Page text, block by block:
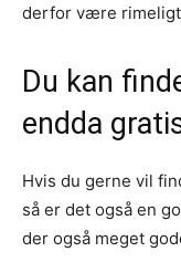
derfor være
Du kan
endda
Hvis du gerne vil
så er det også en
der også meget